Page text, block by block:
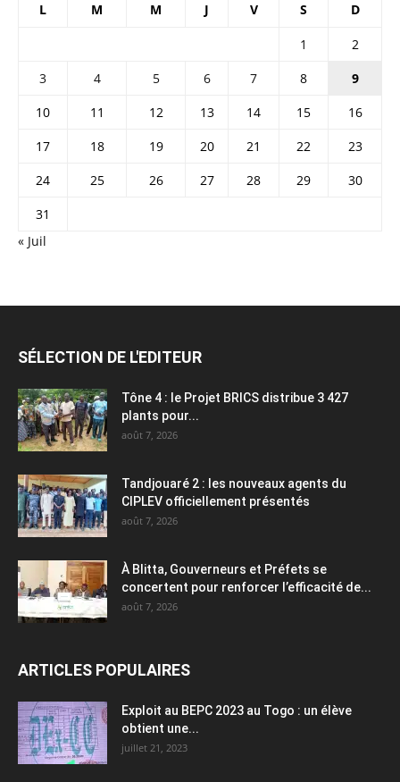
L M M J V S D
1
2
3
4 5 6 7 8
9
10
11 12 13 14 15
16
17
18 19 20 21 22
23
24
25 26 27 28 29
30
31
« Juil
SÉLECTION DE L'EDITEUR
Tône 4 : le Projet BRICS distribue 3 427
plants pour...
août 7, 2026
Tandjouaré 2 : les nouveaux agents du
CIPLEV officiellement présentés
août 7, 2026
À Blitta, Gouverneurs et Préfets se
concertent pour renforcer l’efficacité de...
août 7, 2026
ARTICLES POPULAIRES
Exploit au BEPC 2023 au Togo : un élève
obtient une...
juillet 21, 2023